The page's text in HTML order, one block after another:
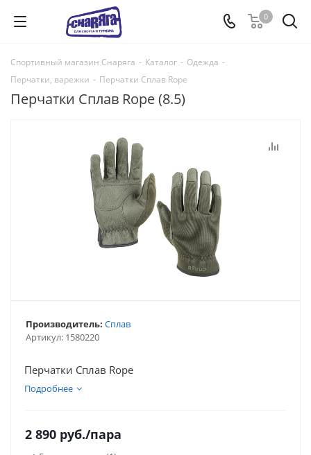
0
Спортивный магазин Снаряга - Каталог - Одежда -
Перчатки, варежки - Перчатки Сплав Rope
Перчатки Сплав Rope (8.5)
Артикул: 1580220
Производитель: Сплав
Перчатки Сплав Rope
Подробнее
2 890 руб./пара